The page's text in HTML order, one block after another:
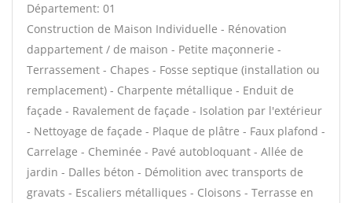
Département: 01
Construction de Maison Individuelle - Rénovation
dappartement / de maison - Petite maçonnerie -
Terrassement - Chapes - Fosse septique (installation ou
remplacement) - Charpente métallique - Enduit de
façade - Ravalement de façade - Isolation par l'extérieur
- Nettoyage de façade - Plaque de plâtre - Faux plafond -
Carrelage - Cheminée - Pavé autobloquant - Allée de
jardin - Dalles béton - Démolition avec transports de
gravats - Escaliers métalliques - Cloisons - Terrasse en